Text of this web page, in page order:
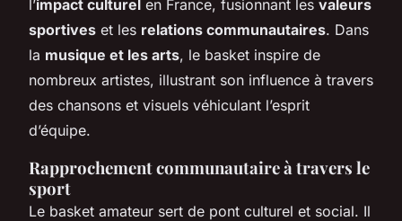
l’impact culturel en France, fusionnant les valeurs
sportives et les relations communautaires. Dans
la musique et les arts, le basket inspire de
nombreux artistes, illustrant son influence à travers
des chansons et visuels véhiculant l’esprit
d’équipe.
Rapprochement communautaire à travers le
sport
Le basket amateur sert de pont culturel et social. Il